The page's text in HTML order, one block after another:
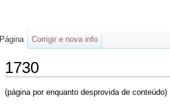
1730
(página por enquanto desprovida de conteúdo)
Página Corrigir e nova info